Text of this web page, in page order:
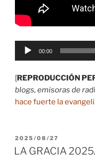
Reproductor
00:00
[REPRODUCCIÓN
blogs, emisoras de
hace fuerte la
PUBLICADO
EL
2025/08/27
LA GRACIA